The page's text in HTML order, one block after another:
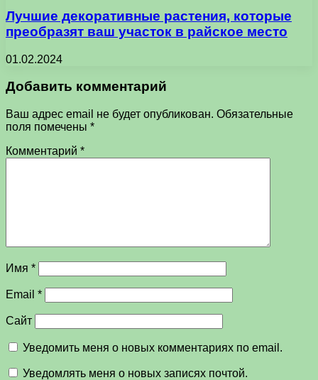
Лучшие декоративные растения, которые
преобразят ваш участок в райское место
01.02.2024
Добавить комментарий
Ваш адрес email не будет опубликован. Обязательные
поля помечены *
Комментарий *
Имя *
Email *
Сайт
Уведомить меня о новых комментариях по email.
Уведомлять меня о новых записях почтой.